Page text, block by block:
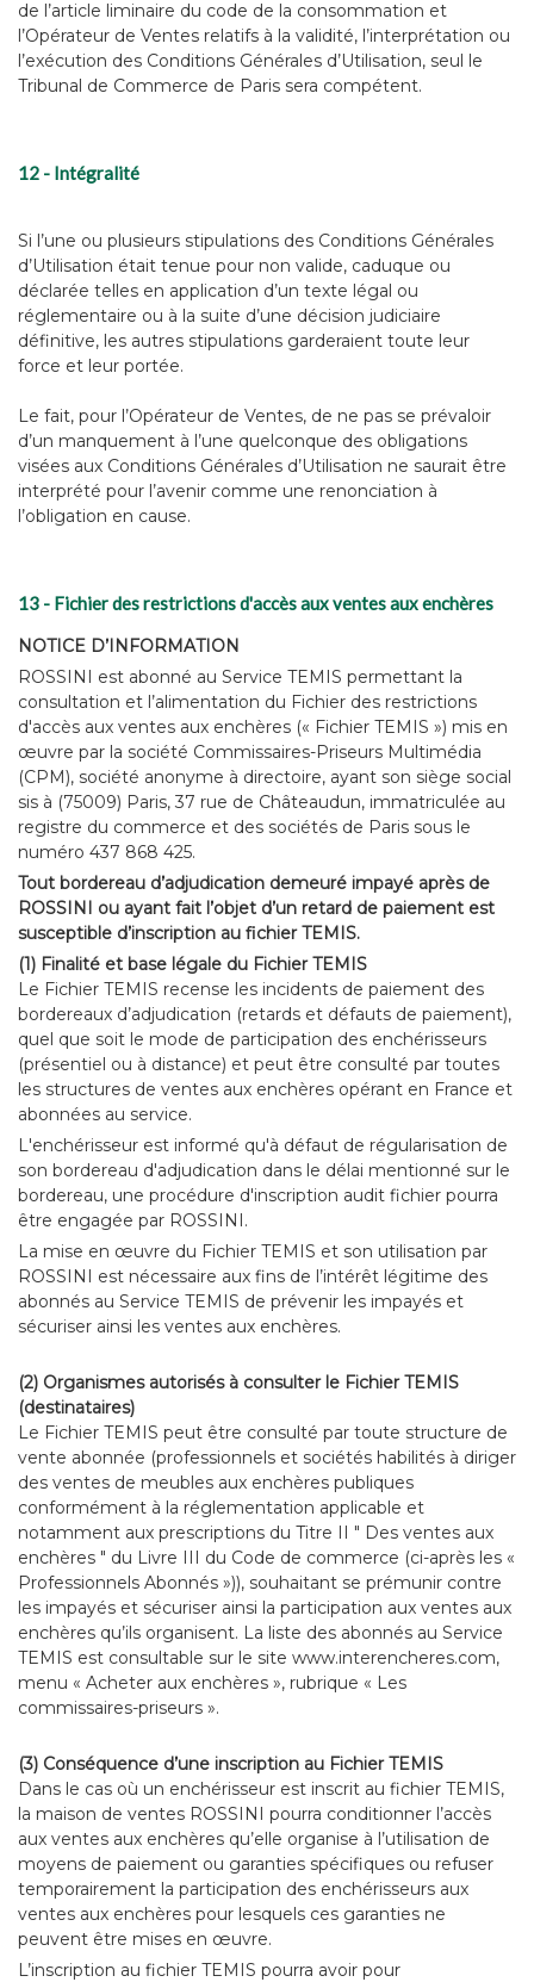
de l’article liminaire du code de la consommation et
l’Opérateur de Ventes relatifs à la validité, l’interprétation ou
l’exécution des Conditions Générales d’Utilisation, seul le
Tribunal de Commerce de Paris sera compétent.
12 - Intégralité
Si l’une ou plusieurs stipulations des Conditions Générales
d’Utilisation était tenue pour non valide, caduque ou
déclarée telles en application d’un texte légal ou
réglementaire ou à la suite d’une décision judiciaire
définitive, les autres stipulations garderaient toute leur
force et leur portée.
Le fait, pour l’Opérateur de Ventes, de ne pas se prévaloir
d’un manquement à l’une quelconque des obligations
visées aux Conditions Générales d’Utilisation ne saurait être
interprété pour l’avenir comme une renonciation à
l’obligation en cause.
13 - Fichier des restrictions d'accès aux ventes aux enchères
NOTICE D’INFORMATION
ROSSINI est abonné au Service TEMIS permettant la
consultation et l’alimentation du Fichier des restrictions
d'accès aux ventes aux enchères (« Fichier TEMIS ») mis en
œuvre par la société Commissaires-Priseurs Multimédia
(CPM), société anonyme à directoire, ayant son siège social
sis à (75009) Paris, 37 rue de Châteaudun, immatriculée au
registre du commerce et des sociétés de Paris sous le
numéro 437 868 425.
Tout bordereau d’adjudication demeuré impayé après de
ROSSINI ou ayant fait l’objet d’un retard de paiement est
susceptible d’inscription au fichier TEMIS.
(1) Finalité et base légale du Fichier TEMIS
Le Fichier TEMIS recense les incidents de paiement des
bordereaux d’adjudication (retards et défauts de paiement),
quel que soit le mode de participation des enchérisseurs
(présentiel ou à distance) et peut être consulté par toutes
les structures de ventes aux enchères opérant en France et
abonnées au service.
L'enchérisseur est informé qu'à défaut de régularisation de
son bordereau d'adjudication dans le délai mentionné sur le
bordereau, une procédure d'inscription audit fichier pourra
être engagée par ROSSINI.
La mise en œuvre du Fichier TEMIS et son utilisation par
ROSSINI est nécessaire aux fins de l’intérêt légitime des
abonnés au Service TEMIS de prévenir les impayés et
sécuriser ainsi les ventes aux enchères.
(2) Organismes autorisés à consulter le Fichier TEMIS
(destinataires)
Le Fichier TEMIS peut être consulté par toute structure de
vente abonnée (professionnels et sociétés habilités à diriger
des ventes de meubles aux enchères publiques
conformément à la réglementation applicable et
notamment aux prescriptions du Titre II " Des ventes aux
enchères " du Livre III du Code de commerce (ci-après les «
Professionnels Abonnés »)), souhaitant se prémunir contre
les impayés et sécuriser ainsi la participation aux ventes aux
enchères qu’ils organisent. La liste des abonnés au Service
TEMIS est consultable sur le site www.interencheres.com,
menu « Acheter aux enchères », rubrique « Les
commissaires-priseurs ».
(3) Conséquence d’une inscription au Fichier TEMIS
Dans le cas où un enchérisseur est inscrit au fichier TEMIS,
la maison de ventes ROSSINI pourra conditionner l’accès
aux ventes aux enchères qu’elle organise à l’utilisation de
moyens de paiement ou garanties spécifiques ou refuser
temporairement la participation des enchérisseurs aux
ventes aux enchères pour lesquels ces garanties ne
peuvent être mises en œuvre.
L’inscription au fichier TEMIS pourra avoir pour